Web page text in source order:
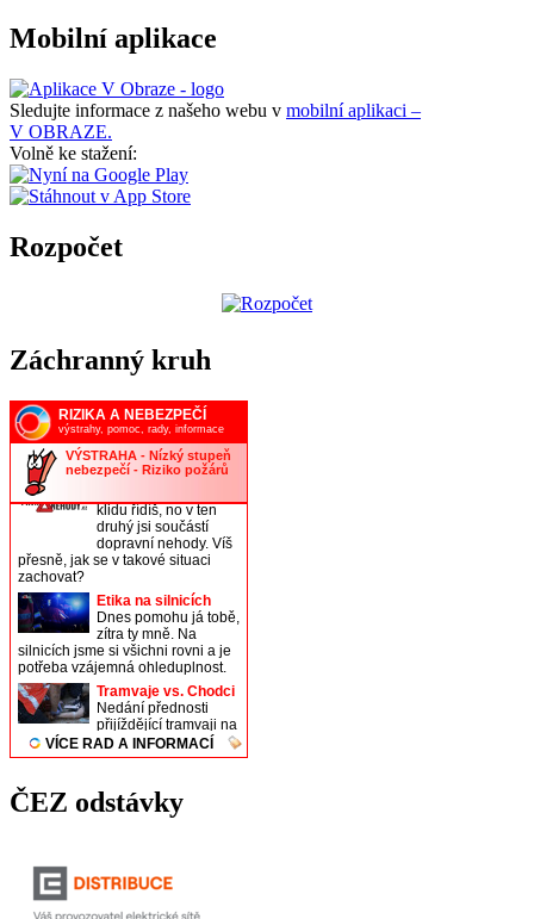
Mobilní aplikace
Sledujte informace z našeho webu v mobilní aplikaci –
V OBRAZE.
Volně ke stažení:
Rozpočet
Záchranný kruh
ČEZ odstávky